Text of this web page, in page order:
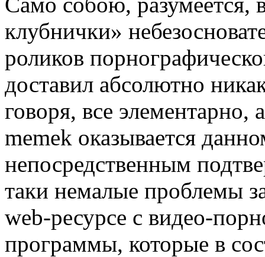
клубнички»
роликов
доставил абсолютно
говоря, все
memek оказывается
непосредственным
таки немалые проблемы
web-ресурсе с видео-
программы, которые в